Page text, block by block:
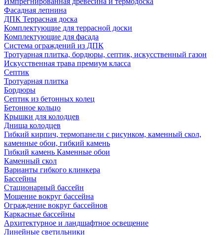
Фасадная лепнина
ДПК Террасная доска
Комплектующие для террасной доски
Комплектующие для фасада
Система ограждений из ДПК
Тротуарная плитка, бордюры, септик, искусственный газон
Искусственная трава премиум класса
Септик
Тротуарная плитка
Бордюры
Септик из бетонных колец
Бетонное кольцо
Крышки для колодцев
Днища колодцев
Гибкий кирпич, термопанели с рисунком, каменный скол,
каменные обои, гибкий камень
Гибкий камень Каменные обои
Каменный скол
Варианты гибкого клинкера
Бассейны
Стационарный бассейн
Мощение вокруг бассейна
Ограждение вокруг бассейнов
Каркасные бассейны
Архитектурное и ландшафтное освещение
Линейные светильники